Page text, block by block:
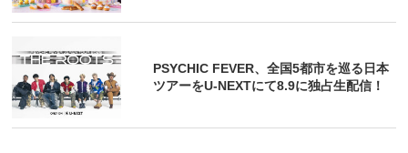
PSYCHIC FEVER、全国5都市を巡る日本
ツアーをU‐NEXTにて8.9に独占生配信！